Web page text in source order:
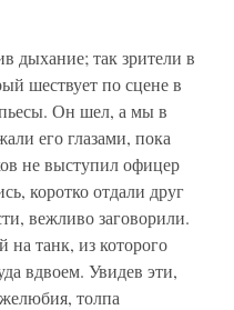
дыхание; так зрители в
шествует по сцене в
Он шел, а мы в
его глазами, пока
не выступил офицер
коротко отдали друг
вежливо заговорили.
на танк, из которого
вдвоем. Увидев эти,
толпа